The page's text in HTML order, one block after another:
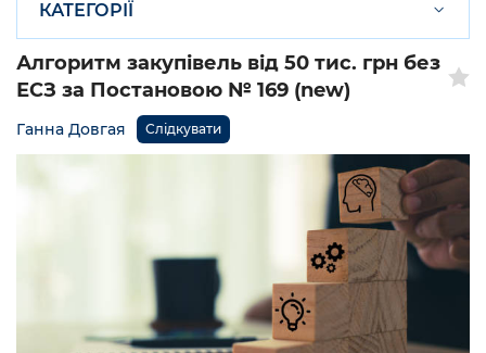
КАТЕГОРІЇ
Алгоритм закупівель від 50 тис. грн без
ЕСЗ за Постановою № 169 (new)
Ганна Довгая Слідкувати